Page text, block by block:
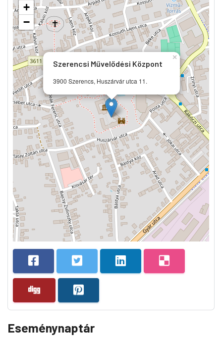
Szerencsi Művelődési Központ
3900 Szerencs, Huszárvár utca 11.
×
+
−
Eseménynaptár